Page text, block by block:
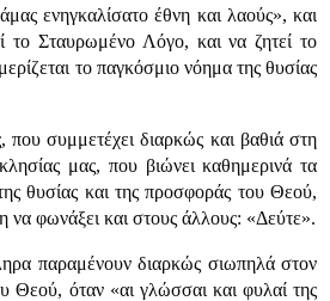
ενηγκαλίσατο έθνη και λαούς», και
το Σταυρωμένο Λόγο, και να ζητεί το
το παγκόσμιο νόημα της θυσίας
που συμμετέχει διαρκώς και βαθιά στη
μας, που βιώνει καθημερινά τα
θυσίας και της προσφοράς του Θεού,
να φωνάξει και στους άλλους: «Δεύτε».
παραμένουν διαρκώς σιωπηλά στον
Θεού, όταν «αι γλώσσαι και φυλαί της